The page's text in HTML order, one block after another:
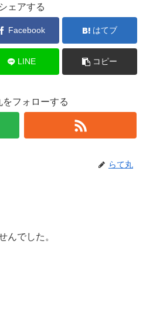
シェアする
Facebook はてブ
LINE コピー
をフォローする
らて丸
んでした。